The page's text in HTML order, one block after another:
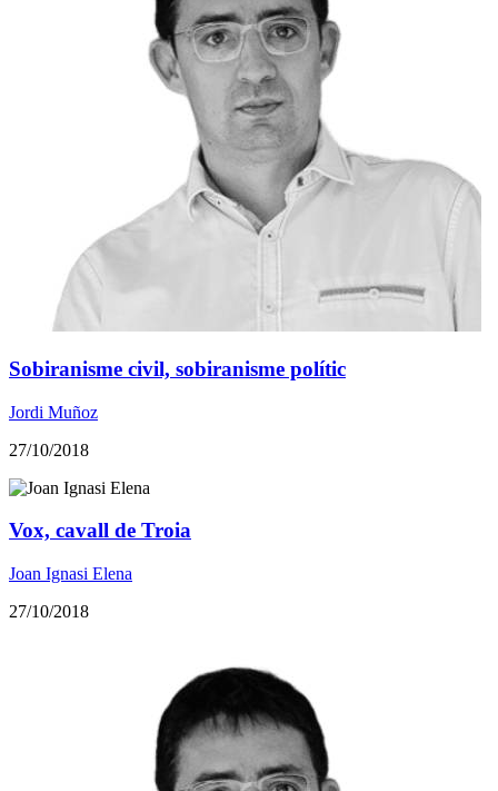
Sobiranisme civil, sobiranisme polític
Jordi Muñoz
27/10/2018
Vox, cavall de Troia
Joan Ignasi Elena
27/10/2018